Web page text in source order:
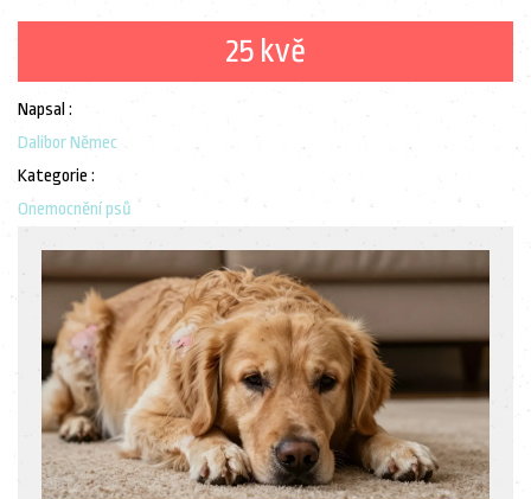
25 kvě
Napsal :
Dalibor Němec
Kategorie :
Onemocnění psů